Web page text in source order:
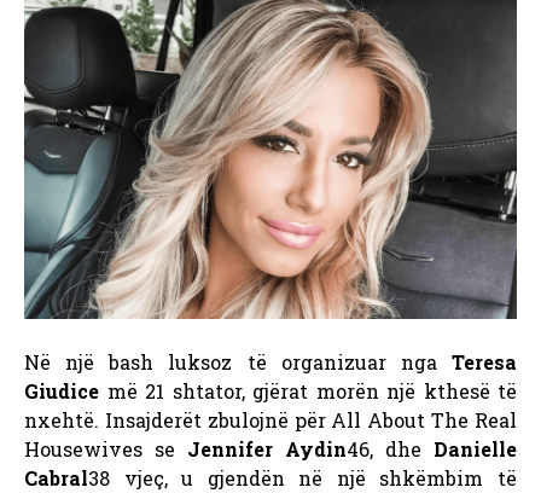
Në një bash luksoz të organizuar nga Teresa
Giudice më 21 shtator, gjërat morën një kthesë të
nxehtë. Insajderët zbulojnë për All About The Real
Housewives se Jennifer Aydin46, dhe Danielle
Cabral38 vjeç, u gjendën në një shkëmbim të